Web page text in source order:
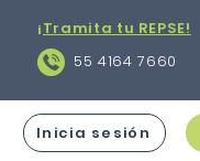
¡Tramita tu REPSE!
55 4164 7660
Inicia sesión